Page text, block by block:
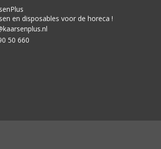
en disposables voor de horeca !
50 660